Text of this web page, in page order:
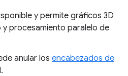
y permite gráficos 3D
procesamiento paralelo de
anular los encabezados de